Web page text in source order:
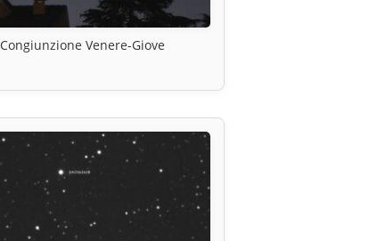
Congiunzione Venere-Giove